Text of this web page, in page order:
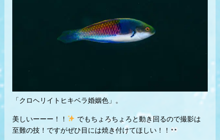
「クロヘリイトヒキベラ婚姻色」。
美しいーーー！！
でもちょろちょろと動き回るので撮影は
至難の技！ですがぜひ目には焼き付けてほしい！！